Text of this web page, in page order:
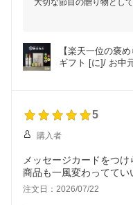
大切な節目の贈り物とし
す。
【楽天一位の褒
ギフト [に]/ お中
級感 人気
5
購入者
メッセージカードをつけ
商品も一風変わっててい
注文日：2026/07/22